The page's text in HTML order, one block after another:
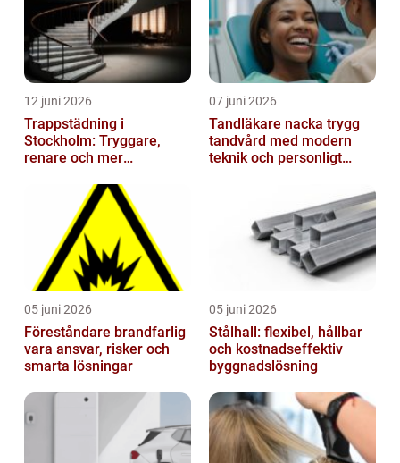
12 juni 2026
Trappstädning i
Stockholm: Tryggare,
renare och mer
07 juni 2026
Tandläkare nacka trygg
tandvård med modern
teknik och personligt
05 juni 2026
Föreståndare brandfarlig
vara ansvar, risker och
smarta lösningar
05 juni 2026
Stålhall: flexibel, hållbar
och kostnadseffektiv
byggnadslösning